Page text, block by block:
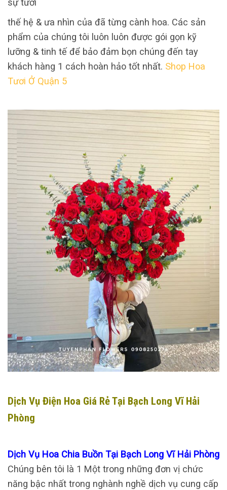
sự tươi
thế hệ & ưa nhìn của đã từng cành hoa. Các sản
phẩm của chúng tôi luôn luôn được gói gọn kỹ
lưỡng & tinh tế để bảo đảm bọn chúng đến tay
khách hàng 1 cách hoàn hảo tốt nhất. Shop Hoa
Tươi Ở Quận 5
Dịch Vụ Điện Hoa Giá Rẻ Tại Bạch Long Vĩ Hải
Phòng
Dịch Vụ Hoa Chia Buồn Tại Bạch Long Vĩ Hải Phòng
Chúng bên tôi là 1 Một trong những đơn vị chức
năng bậc nhất trong nghành nghề dịch vụ cung cấp